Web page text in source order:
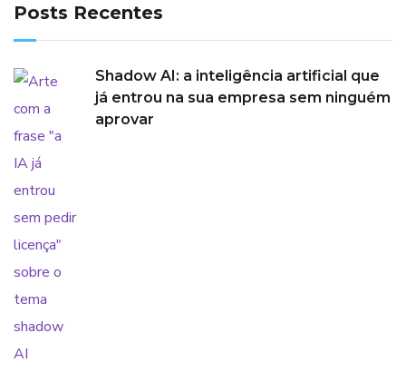
Posts Recentes
Shadow AI: a inteligência artificial que
já entrou na sua empresa sem ninguém
aprovar